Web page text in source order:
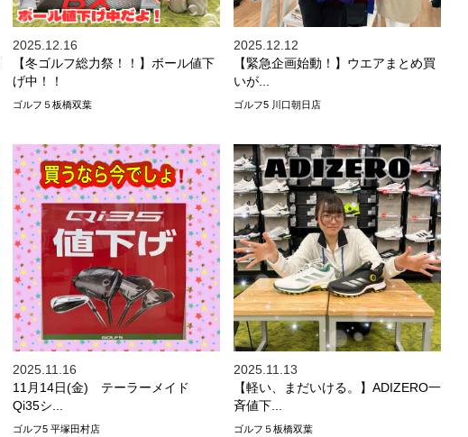
2025.12.16
【冬ゴルフ総力祭！！】ボール値下
げ中！！
ゴルフ５板橋双葉
2025.12.12
【緊急企画始動！】ウエアまとめ買
いが...
ゴルフ5 川口朝日店
2025.11.16
11月14日(金) テーラーメイド
Qi35シ...
ゴルフ5 平塚田村店
2025.11.13
【軽い、まだいける。】ADIZERO一
斉値下...
ゴルフ５板橋双葉